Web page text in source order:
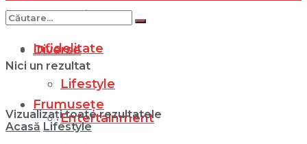
Internațional
Diverse
Lifestyle
Entertainment
Infidelitate
Frumusețe
Nici un rezultat
Vizualizați toate rezultatele
Acasă Lifestyle